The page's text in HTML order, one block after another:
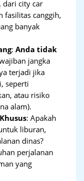
dari city car
fasilitas canggih,
banyak
:Anda tidak
jangka
terjadi jika
seperti
atau risiko
alam).
: Apakah
liburan,
dinas?
perjalanan
yang